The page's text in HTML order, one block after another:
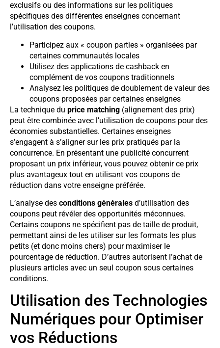
exclusifs ou des informations sur les politiques
spécifiques des différentes enseignes concernant
l’utilisation des coupons.
Participez aux « coupon parties » organisées par
certaines communautés locales
Utilisez des applications de cashback en
complément de vos coupons traditionnels
Analysez les politiques de doublement de valeur des
coupons proposées par certaines enseignes
La technique du price matching (alignement des prix)
peut être combinée avec l’utilisation de coupons pour des
économies substantielles. Certaines enseignes
s’engagent à s’aligner sur les prix pratiqués par la
concurrence. En présentant une publicité concurrent
proposant un prix inférieur, vous pouvez obtenir ce prix
plus avantageux tout en utilisant vos coupons de
réduction dans votre enseigne préférée.
L’analyse des conditions générales d’utilisation des
coupons peut révéler des opportunités méconnues.
Certains coupons ne spécifient pas de taille de produit,
permettant ainsi de les utiliser sur les formats les plus
petits (et donc moins chers) pour maximiser le
pourcentage de réduction. D’autres autorisent l’achat de
plusieurs articles avec un seul coupon sous certaines
conditions.
Utilisation des Technologies
Numériques pour Optimiser
vos Réductions